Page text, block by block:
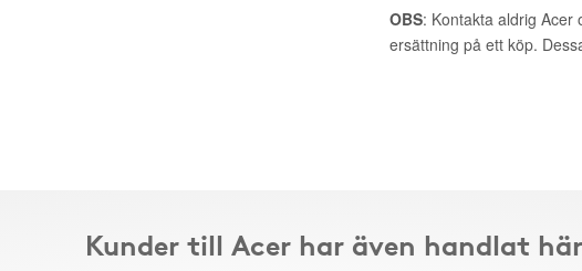
OBS: Kontakta aldrig
ersättning på ett köp.
Kunder till Acer har även handlat här